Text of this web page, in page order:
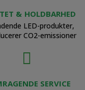
& HOLDBARHED
LED-produkter,
CO2-emissioner
SERVICE